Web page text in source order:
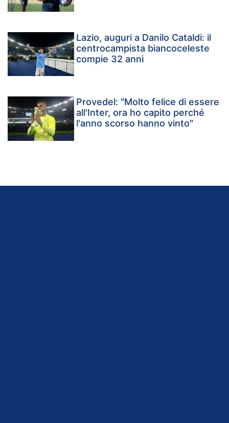
Lazio, auguri a Danilo Cataldi: il
centrocampista biancoceleste
compie 32 anni
Provedel: "Molto felice di essere
all'Inter, ora ho capito perché
l'anno scorso hanno vinto"